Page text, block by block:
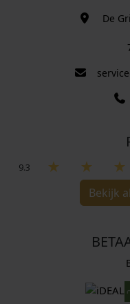
De
9.3
Bekijk